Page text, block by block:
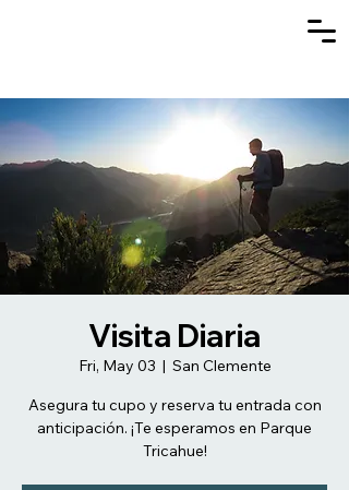
Visita Diaria
Fri, May 03
  |
San Clemente
Asegura tu cupo y reserva tu entrada con
anticipación. ¡Te esperamos en Parque
Tricahue!